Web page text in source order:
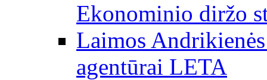
Ekonominio diržo
Laimos
agentūrai LETA